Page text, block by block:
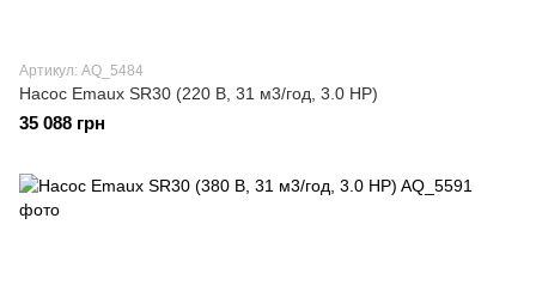
Артикул: AQ_5484
Насос Emaux SR30 (220 В, 31 м3/год, 3.0 HP)
35 088 грн